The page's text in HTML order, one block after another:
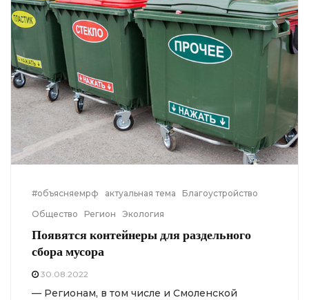
#объясняемрф актуальная тема
Благоустройство
Общество
Регион Экология
Появятся контейнеры для раздельного
сбора мусора
30.08.2022
— Регионам, в том числе и Смоленской